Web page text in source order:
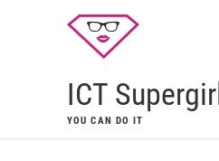
ICT
YOU CAN DO IT